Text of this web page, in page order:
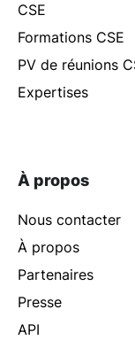
CSE
Formations CSE
PV de réunions
Expertises
À propos
Nous contacter
À propos
Partenaires
Presse
API